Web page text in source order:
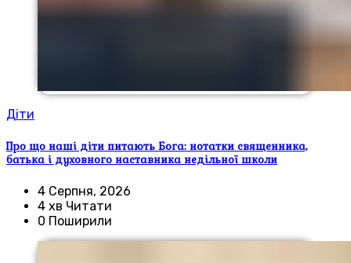
Діти
Про що наші діти питають Бога: нотатки священника,
батька і духовного наставника недільної школи
4 Серпня, 2026
4 хв Читати
0 Поширили